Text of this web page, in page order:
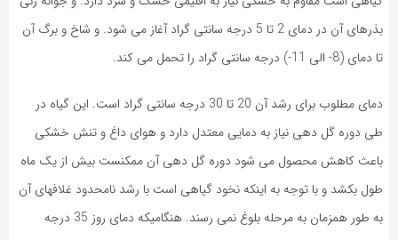
بذرهای آن در دمای 2 تا 5 درجه سانتی گراد آغاز می شود. و شاخ و برگ آن
تا دمای (8- الی 11-) درجه سانتی گراد را تحمل می کند.
دمای مطلوب برای رشد آن 20 تا 30 درجه سانتی گراد است. این گیاه در
طی دوره گل دهی نیاز به دمایی معتدل دارد و هوای داغ و تنش خشکی
باعث کاهش محصول می شود دوره گل دهی آن ممکنست بیش از یک ماه
طول بکشد و با توجه به اینکه نخود گیاهی است با رشد نامحدود غلافهای آن
به طور همزمان به مرحله بلوغ نمی رسند. هنگامیکه دمای روز 35 درجه